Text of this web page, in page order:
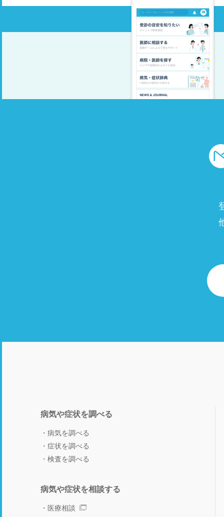
病気や症状を調べる
病気を調べる
症状を調べる
検査を調べる
病気や症状を相談する
医療相談